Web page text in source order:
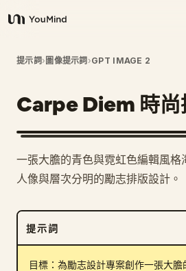
YouMind
概覽
使用案例
定價
提示詞› 圖像提示詞 ›GPT IMAGE 2
Carpe Diem 時尚
一張大膽的青色與霓虹色編輯風格
人像與層次分明的勵志排版設計。
提示詞
目標：為勵志設計專案創作一張大